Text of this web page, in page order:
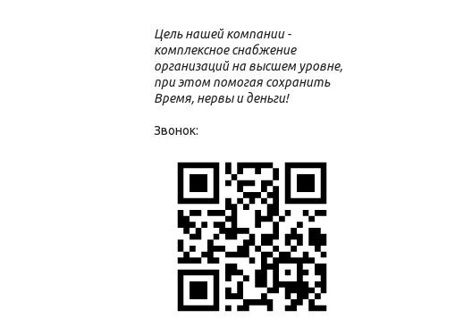
Цель нашей компании -
комплексное снабжение
организаций на высшем уровне,
при этом помогая сохранить
Время, нервы и деньги!
Звонок: